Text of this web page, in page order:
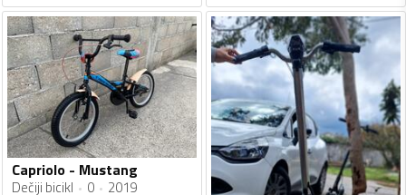
Capriolo - Mustang
Dečiji bicikl 0 2019